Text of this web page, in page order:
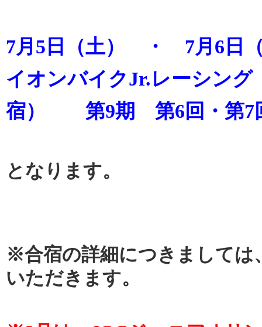
7月5日（土） ・ 7月6
イオンバイクJr.レーシン
宿） 第9期 第6回・第7
となります。
※合宿の詳細につきましては
いただきます。